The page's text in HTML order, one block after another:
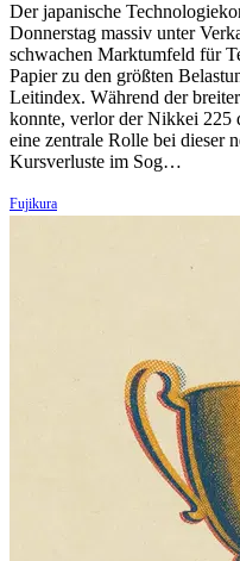
Der japanische
Donnerstag massiv unter
schwachen Marktumfeld für
Papier zu den größten
Leitindex. Während der
konnte, verlor der Nikkei 225
eine zentrale Rolle bei dieser
Kursverluste im Sog…
Fujikura